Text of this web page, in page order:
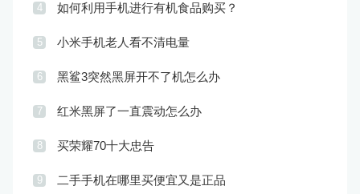
4 如何利用手机进行有机食品购买？
5 小米手机老人看不清电量
6 黑鲨3突然黑屏开不了机怎么办
7 红米黑屏了一直震动怎么办
8 买荣耀70十大忠告
9 二手手机在哪里买便宜又是正品